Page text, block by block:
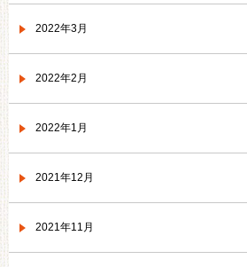
2022年3月
2022年2月
2022年1月
2021年12月
2021年11月